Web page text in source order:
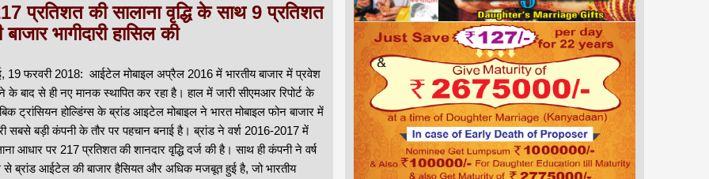
प्रतिशत की सालाना वृद्धि के साथ 9 प्रतिशत
बाजार भागीदारी हासिल की
19 फरवरी 2018: आईटेल मोबाइल अप्रैल 2016 में भारतीय बाजार में प्रवेश
के बाद से ही नए मानक स्थापित कर रहा है। हाल में जारी सीएमआर रिपोर्ट के
ट्रांसियन होल्डिंग्स के ब्रांड आइटेल मोबाइल ने भारत मोबाइल फोन बाजार में
सबसे बड़ी कंपनी के तौर पर पहचान बनाई है। ब्रांड ने वर्श 2016-2017 में
आधार पर 217 प्रतिशत की शानदार वृद्धि दर्ज की है। साथ ही कंपनी ने वर्ष
से ब्रांड आईटेल की बाजार हैसियत और अधिक मजबूत हुई है, जो भारतीय